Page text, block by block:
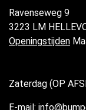
Ravenseweg 9
3223 LM
Openingstijden
Zaterdag (OP
E-mail: